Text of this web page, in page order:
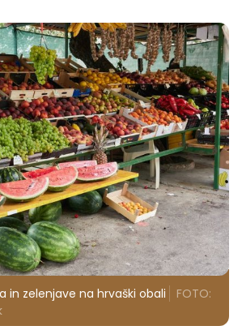
in zelenjave na hrvaški obali
FOTO: